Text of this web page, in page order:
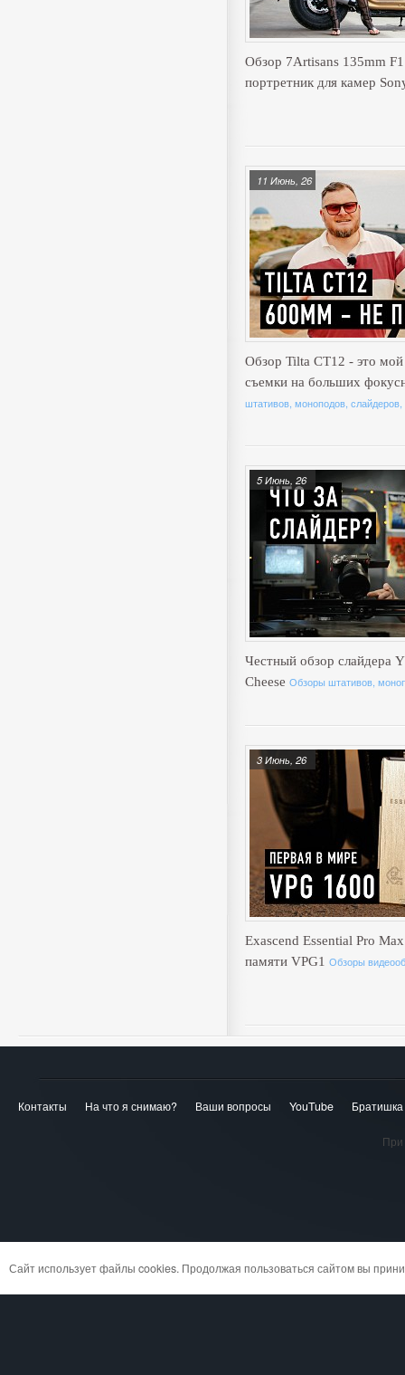
Обзор 7Artisans 135mm
портретник для камер
Обзор Tilta CT12 - это
съемки на больших
штативов, моноподов, слайдеров,
11 Июнь, 26
Честный обзор слайдера
Cheese Обзоры штативов,
5 Июнь, 26
Exascend Essential Pro
памяти VPG1 Обзоры
3 Июнь, 26
Контакты На что я снимаю? Ваши вопросы YouTube
При
Сайт использует файлы cookies. Продолжая пользоваться сайтом вы